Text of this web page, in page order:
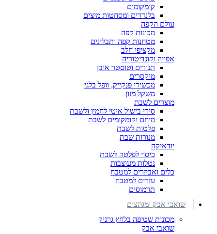
קומקומים
בלנדרים ומסחטות מיצים
עולם הקפה
מכונות קפה
מטחנות קפה ותבלינים
מקציפי חלב
אפייה וקונדיטוריה
תנורים וטוסטר אובן
מיקסרים
מכשירי פנקייק, וופל בלגי
משקל מזון
מוצרים לשבת
סירי בישול איטי לחמין ולשבת
מיחם וקומקומים לשבת
פלטות לשבת
מנורות שבת
יודאיקה
כיסוי לפלטה לשבת
נטלות מעוצבות
כלים ואביזרים למטבח
עזרים למטבח
תרמוסים
שואבי אבק ומגהצים
מכונות שטיפה בלחץ גרניק
שואבי אבק